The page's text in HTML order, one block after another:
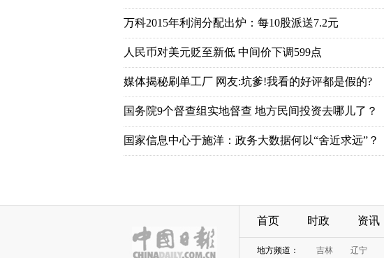
万科2015年利润分配出炉：每10股派送7.2元
人民币对美元贬至新低 中间价下调599点
媒体揭秘刷单工厂 网友:坑爹!我看的好评都是假的?
国务院9个督查组实地督查 地方民间投资去哪儿了？
国家信息中心于施洋：政务大数据何以“舍近求远”？
首页 时政 资讯
地方频道： 吉林 辽宁